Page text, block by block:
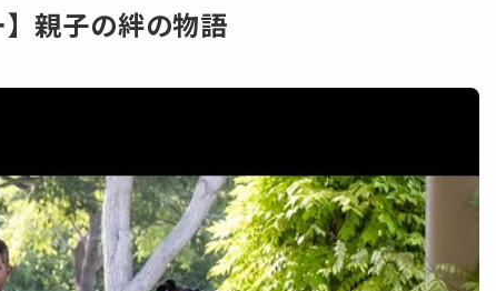
親子の絆の物語